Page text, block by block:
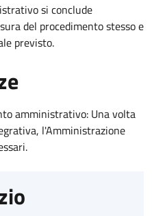
si conclude
del procedimento stesso e
previsto.
amministrativo: Una volta
l'Amministrazione